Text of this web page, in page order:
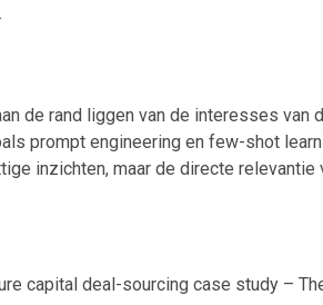
de rand liggen van de interesses van
prompt engineering en few-shot
inzichten, maar de directe
capital deal-sourcing case study –